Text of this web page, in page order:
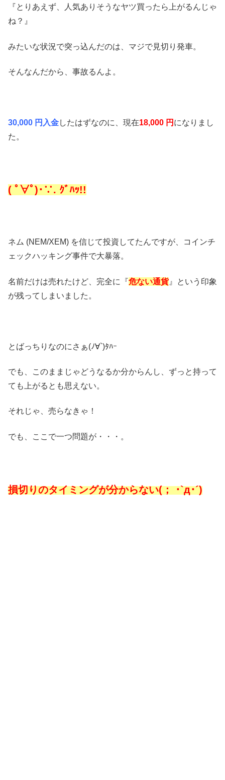
『とりあえず、人気ありそうなヤツ買ったら上がるんじゃ
ね？』
みたいな状況で突っ込んだのは、マジで見切り発車。
そんなんだから、事故るんよ。
30,000 円入金したはずなのに、現在18,000 円 になりまし
た。
( ﾟ∀ﾟ)･∵. ｸﾞﾊｯ!!
ネム (NEM/XEM) を信じて投資してたんですが、コインチ
ェックハッキング事件で大暴落。
名前だけは売れたけど、完全に『危ない通貨』という印象
が残ってしまいました。
とばっちりなのにさぁ(ﾉ∀`)ﾀﾊｰ
でも、このままじゃどうなるか分からんし、ずっと持って
ても上がるとも思えない。
それじゃ、売らなきゃ！
でも、ここで一つ問題が・・・。
損切りのタイミングが分からない(； ･`д･´)